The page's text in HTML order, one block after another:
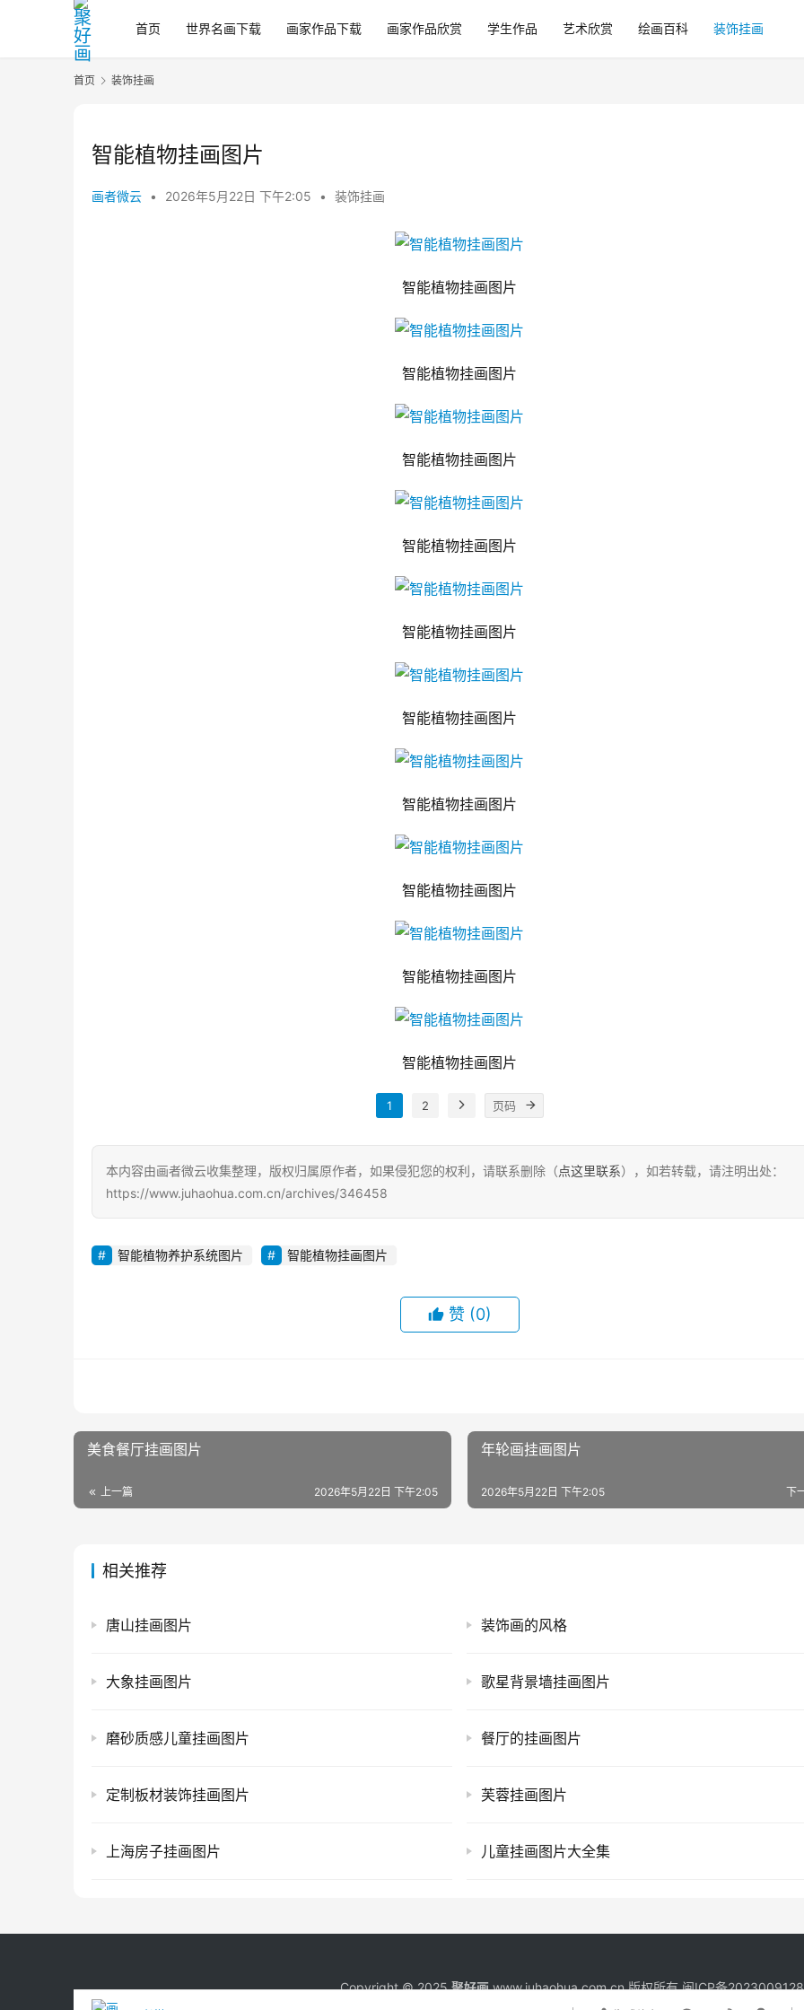
首页 世界名画下载 画家作品下载 画家作品欣赏 学生作品 艺术欣赏 绘画百科 装饰挂画
首页 装饰挂画
智能植物挂画图片
画者微云 • 2026年5月22日 下午2:05 • 装饰挂画
智能植物挂画图片
智能植物挂画图片
智能植物挂画图片
智能植物挂画图片
智能植物挂画图片
智能植物挂画图片
智能植物挂画图片
智能植物挂画图片
智能植物挂画图片
智能植物挂画图片
1 2
本内容由画者微云收集整理，版权归属原作者，如果侵犯您的权利，请联系删除（点这里联系），如若转载，请注明出处：
https://www.juhaohua.com.cn/archives/346458
智能植物养护系统图片 智能植物挂画图片
赞 (0)
美食餐厅挂画图片
上一篇 2026年5月22日 下午2:05
年轮画挂画图片
下
2026年5月22日 下午2:05
相关推荐
唐山挂画图片 装饰画的风格
大象挂画图片 歌星背景墙挂画图片
磨砂质感儿童挂画图片 餐厅的挂画图片
定制板材装饰挂画图片 芙蓉挂画图片
上海房子挂画图片 儿童挂画图片大全集
Copyright © 2025聚好画www.juhaohua.com.cn 版权所有闽ICP备